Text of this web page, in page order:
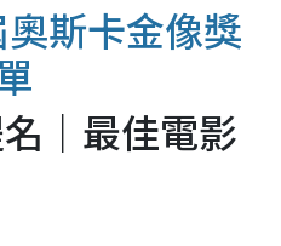
斯卡金像獎
｜最佳電影